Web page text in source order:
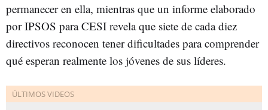
permanecer en ella, mientras que un informe elaborado
por IPSOS para CESI revela que siete de cada diez
directivos reconocen tener dificultades para comprender
qué esperan realmente los jóvenes de sus líderes.